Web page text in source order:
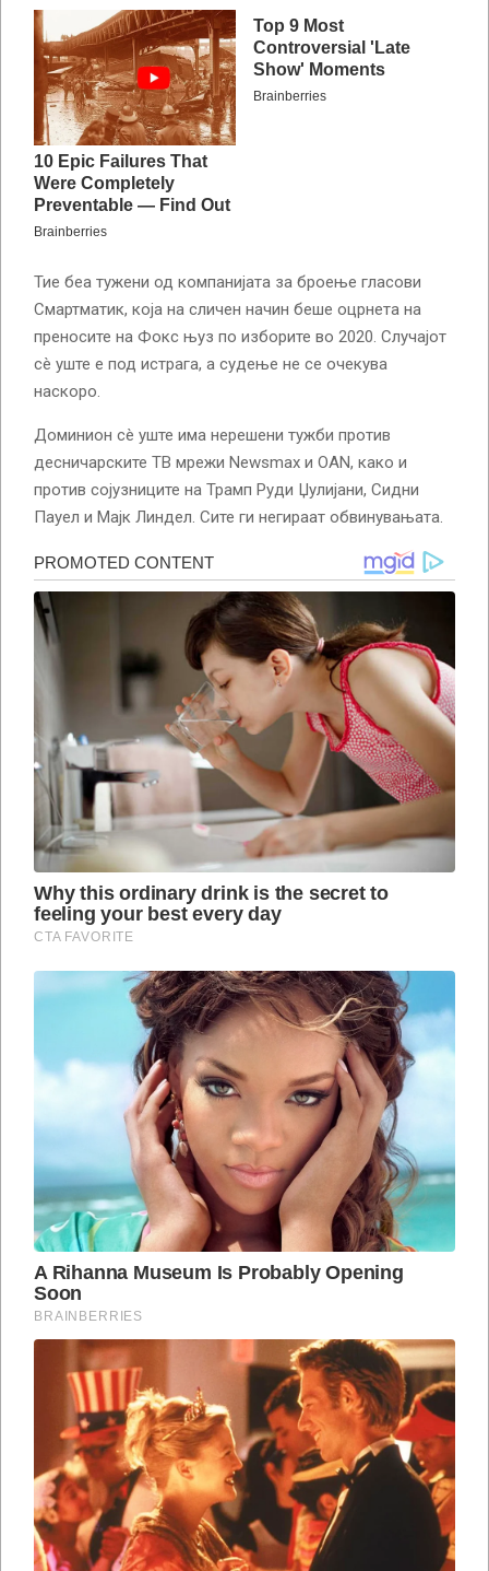
Тие беа тужени од компанијата за броење гласови
Смартматик, која на сличен начин беше оцрнета на
преносите на Фокс њуз по изборите во 2020. Случајот
сè уште е под истрага, а судење не се очекува
наскоро.
Доминион сè уште има нерешени тужби против
десничарските ТВ мрежи Newsmax и OAN, како и
против сојузниците на Трамп Руди Џулијани, Сидни
Пауел и Мајк Линдел. Сите ги негираат обвинувањата.